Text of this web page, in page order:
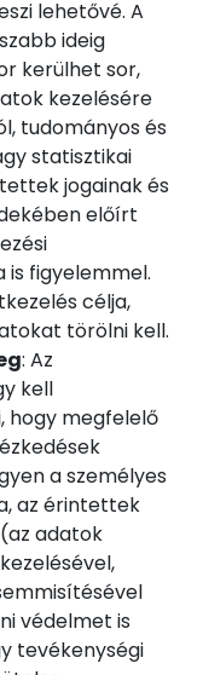
lehetővé. A
ideig
kerülhet sor,
kezelésére
tudományos és
statisztikai
jogainak és
előírt
is figyelemmel.
célja,
törölni kell.
: Az
kell
hogy megfelelő
a személyes
az érintettek
adatok
védelmet is
tevékenységi